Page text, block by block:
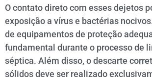
O contato direto com esses dejetos
exposição a vírus e bactérias
de equipamentos de proteção
fundamental durante o processo de
séptica. Além disso, o descarte
sólidos deve ser realizado